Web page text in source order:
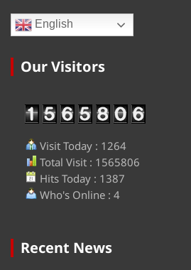
English
Our Visitors
Visit Today : 1264
Total Visit : 1565806
Hits Today : 1387
Who's Online : 4
Recent News